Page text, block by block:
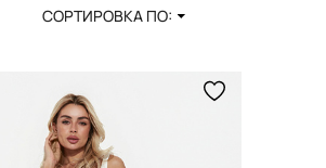
СОРТИРОВКА ПО: